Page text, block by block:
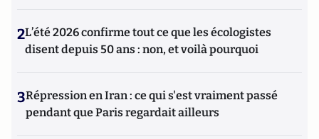
2L’été 2026 confirme tout ce que les écologistes
disent depuis 50 ans : non, et voilà pourquoi
3Répression en Iran : ce qui s'est vraiment passé
pendant que Paris regardait ailleurs